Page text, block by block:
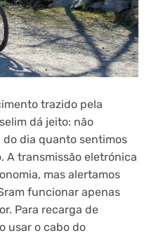
trazido pela
dá jeito: não
dia quanto sentimos
A transmissão eletrónica
mas alertamos
funcionar apenas
Para recarga de
usar o cabo do